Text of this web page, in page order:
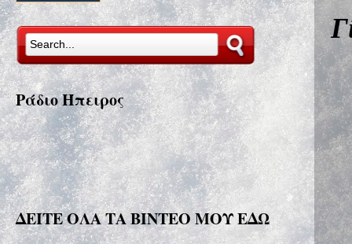
Ράδιο Ήπειρος
ΔΕΙΤΕ ΟΛΑ ΤΑ ΒΙΝΤΕΟ ΜΟΥ ΕΔΩ